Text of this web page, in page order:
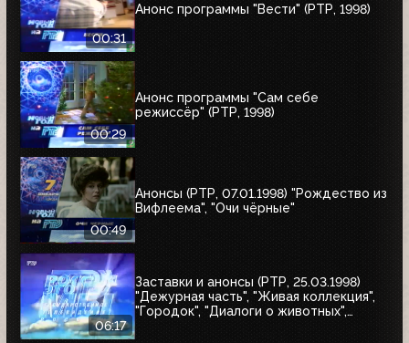
00:31
Анонс программы "Вести" (РТР, 1998)
00:29
Анонс программы "Сам себе
режиссёр" (РТР, 1998)
00:49
Анонсы (РТР, 07.01.1998) "Рождество из
Вифлеема", "Очи чёрные"
06:17
Заставки и анонсы (РТР, 25.03.1998)
"Дежурная часть", "Живая коллекция",
"Городок", "Диалоги о животных",